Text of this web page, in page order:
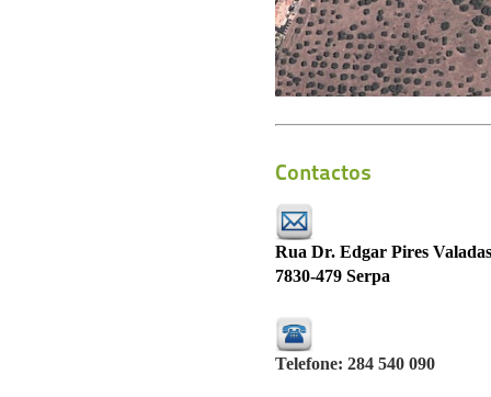
Contactos
Rua Dr. Edgar Pires
7830-479 Serpa
Telefone: 284 540 090